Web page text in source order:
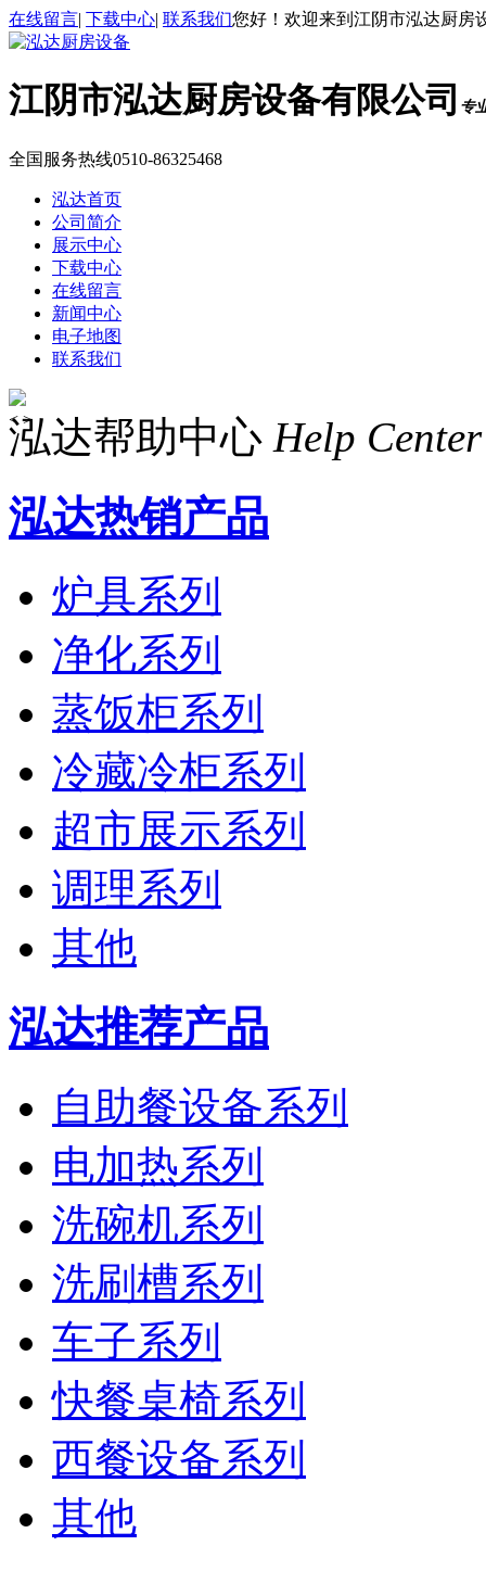
在线留言| 下载中心| 联系我们您好！欢迎来到江阴市泓达厨房
江阴市泓达厨房设备有限公司 专
全国服务热线0510-86325468
泓达首页
公司简介
展示中心
下载中心
在线留言
新闻中心
电子地图
联系我们
< >
泓达帮助中心 Help Center
泓达热销产品
炉具系列
净化系列
蒸饭柜系列
冷藏冷柜系列
超市展示系列
调理系列
其他
泓达推荐产品
自助餐设备系列
电加热系列
洗碗机系列
洗刷槽系列
车子系列
快餐桌椅系列
西餐设备系列
其他